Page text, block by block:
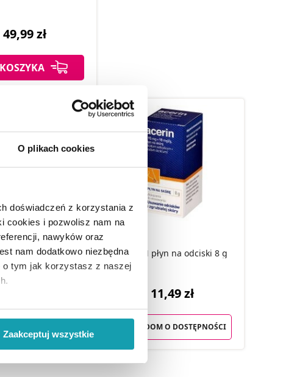
O plikach cookies
doświadczeń z korzystania z
cookies i pozwolisz nam na
nawyków oraz
nam dodatkowo niezbędna
o tym jak korzystasz z naszej
wiąże się zbieranie danych o
z brakiem dostępu do
Zaakceptuj wszystkie
49,99 zł
Sonol płyn na opryszczkę 8 g ACERIN płyn na odciski 8 g
11,49 zł
POWIADOM O DOSTĘPNOŚCI